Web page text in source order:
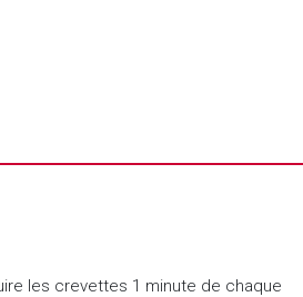
les crevettes 1 minute de chaque